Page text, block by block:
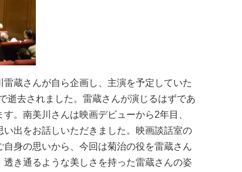
蔵さんが自ら企画し、主演を予定していた
逝去されました。雷蔵さんが演じるはずであ
。南美川さんは映画デビューから2年目、
出をお話しいただきました。映画談話室の
身の思いから、今回は菊治の役を雷蔵さん
き通るような美しさを持った雷蔵さんの姿